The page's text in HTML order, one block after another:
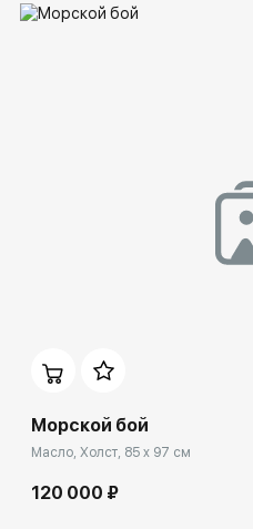
Морской бой
Масло, Холст, 85 x 97 см
120 000 ₽